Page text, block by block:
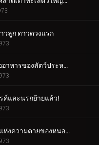
วลูก ดาวดวงแรก
อัญมณีคืออาหารของสัตว์ประหลาด!
ค์และนรกย้ายแล้ว!
วิญญาณแห่งความตายของหนองน้ำกินคน